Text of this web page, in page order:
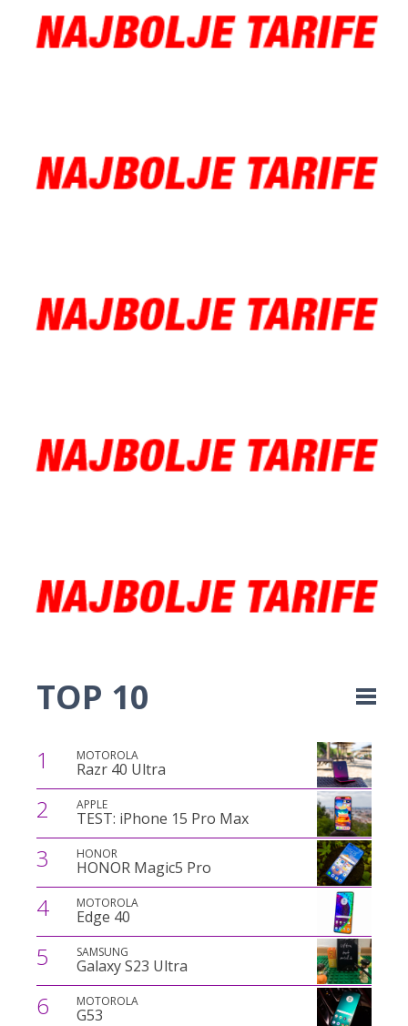
TOP 10
1 MOTOROLA
Razr 40 Ultra
2 APPLE
TEST: iPhone 15 Pro Max
3 HONOR
HONOR Magic5 Pro
4 MOTOROLA
Edge 40
5 SAMSUNG
Galaxy S23 Ultra
6 MOTOROLA
G53